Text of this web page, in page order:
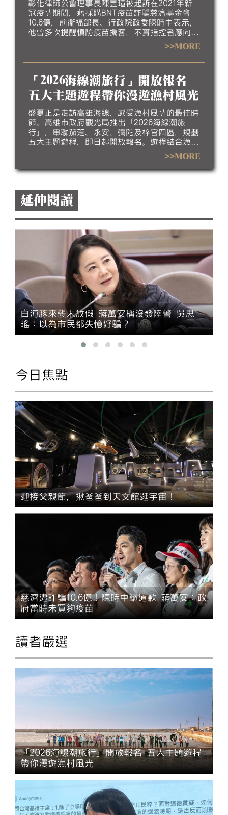
彰化律師公會理事長陳昱瑄被起訴在2021年新
冠疫情期間，藉採購BNT疫苗詐騙慈濟基金會
10.6億，前衛福部長、行政院政委陳時中表示，
他曾多次提醒慎防疫苗掮客，不實指控者應向社
會道歉。對此，國民黨發言人陳以信今（10）日
批評，陳時中不該藉慈濟過橋，轉移國人對毒油
案的關注，這樣顢頇傲慢、無視國人的民進黨政
>>MORE
「2026海線潮旅行」開放報名
五大主題遊程帶你漫遊漁村風光
盛夏正是走訪高雄海線、感受漁村風情的最佳時
節。高雄市政府觀光局推出「2026海線潮旅
行」，串聯茄萣、永安、彌陀及梓官四區，規劃
五大主題遊程，即日起開放報名。遊程結合漁村
聚落、生態景觀、地方工藝、特色美食及互動體
驗，帶領民眾深入探索北高雄海線豐富的自然生
態、人文底蘊與漁村產業特色，歡迎大家相約來
受最道地的漁村魅力。
>>MORE
延伸閱讀
白海豚來襲未放假 蔣萬安稱沒發陸警 吳思
瑤：以為市民都失憶好騙？
今日焦點
迎接父親節，揪爸爸到天文館逛宇宙！
慈濟遭詐騙10.6億！陳時中籲道歉 蔣萬安：政
府當時未買夠疫苗
讀者嚴選
「2026海線潮旅行」開放報名 五大主題遊程
帶你漫遊漁村風光